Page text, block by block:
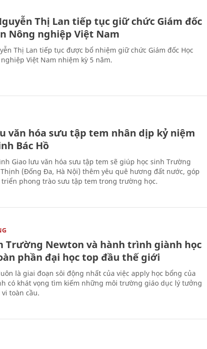
Thị Lan tiếp tục giữ chức Giám đốc
Nông nghiệp Việt Nam
Thị Lan tiếp tục được bổ nhiệm giữ chức Giám đốc Học
Việt Nam nhiệm kỳ 5 năm.
văn hóa sưu tập tem nhân dịp kỷ niệm
Bác Hồ
Giao lưu văn hóa sưu tập tem sẽ giúp học sinh Trường
Thịnh (Đống Đa, Hà Nội) thêm yêu quê hương đất nước, góp
phong trào sưu tập tem trong trường học.
Trường Newton và hành trình giành học
phần đại học top đầu thế giới
là giai đoạn sôi động nhất của việc apply học bổng của
có khát vọng tìm kiếm những môi trường giáo dục lý tưởng
toàn cầu.